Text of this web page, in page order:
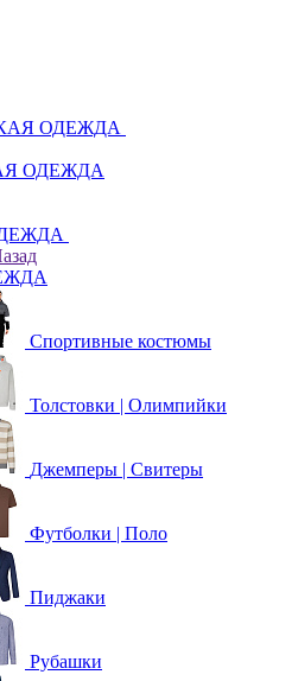
ОДЕЖДА
ОДЕЖДА
Спортивные костюмы
Толстовки | Олимпийки
Джемперы | Свитеры
Футболки | Поло
Пиджаки
Рубашки